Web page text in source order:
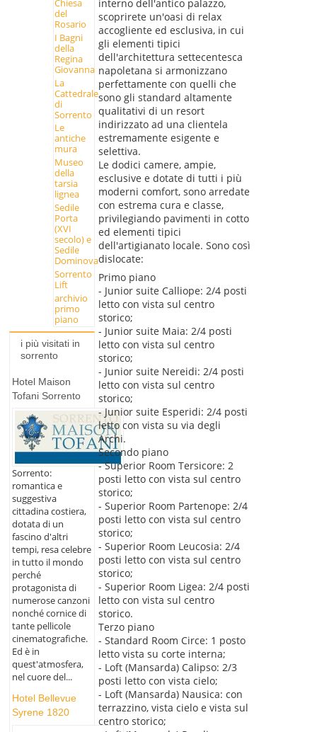
Chiesa
del
Rosario
I Bagni
della
Regina
Giovanna
La
Cattedrale
di
Sorrento
Le
antiche
mura
Museo
della
tarsia
lignea
Sedile
Porta
(XVI
secolo) e
Sedile
Dominova
Sorrento
Lift
archivio
primo
piano
i più visitati in
sorrento
Hotel Maison
Tofani Sorrento
Sorrento:
romantica e
suggestiva
cittadina costiera,
dotata di un
fascino d'altri
tempi, resa celebre
in tutto il mondo
perché
protagonista di
numerose canzoni
nonché cornice di
tante pellicole
cinematografiche.
Ed è in
quest'atmosfera,
nel cuore del...
Hotel Bellevue
Syrene 1820
interno dell'antico palazzo,
scoprirete un'oasi di relax
accogliente ed esclusiva, in cui
gli elementi tipici
dell'architettura settecentesca
napoletana si armonizzano
perfettamente con quelli che
sono gli standard altamente
qualitativi di un resort
indirizzato ad una clientela
estremamente esigente e
selettiva.
Le dodici camere, ampie,
esclusive e dotate di tutti i più
moderni comfort, sono arredate
con estrema cura e classe,
privilegiando pavimenti in cotto
ed elementi tipici
dell'artigianato locale. Sono così
dislocate:
Primo piano
- Junior suite Calliope: 2/4 posti
letto con vista sul centro
storico;
- Junior suite Maia: 2/4 posti
letto con vista sul centro
storico;
- Junior suite Nereidi: 2/4 posti
letto con vista sul centro
storico;
- Junior suite Esperidi: 2/4 posti
letto con vista su via degli
Archi.
Secondo piano
- Superior Room Tersicore: 2
posti letto con vista sul centro
storico;
- Superior Room Partenope: 2/4
posti letto con vista sul centro
storico;
- Superior Room Leucosia: 2/4
posti letto con vista sul centro
storico;
- Superior Room Ligea: 2/4 posti
letto con vista sul centro
storico.
Terzo piano
- Standard Room Circe: 1 posto
letto vista su corte interna;
- Loft (Mansarda) Calipso: 2/3
posti letto con vista cielo;
- Loft (Mansarda) Nausica: con
terrazzino, vista cielo e vista sul
centro storico;